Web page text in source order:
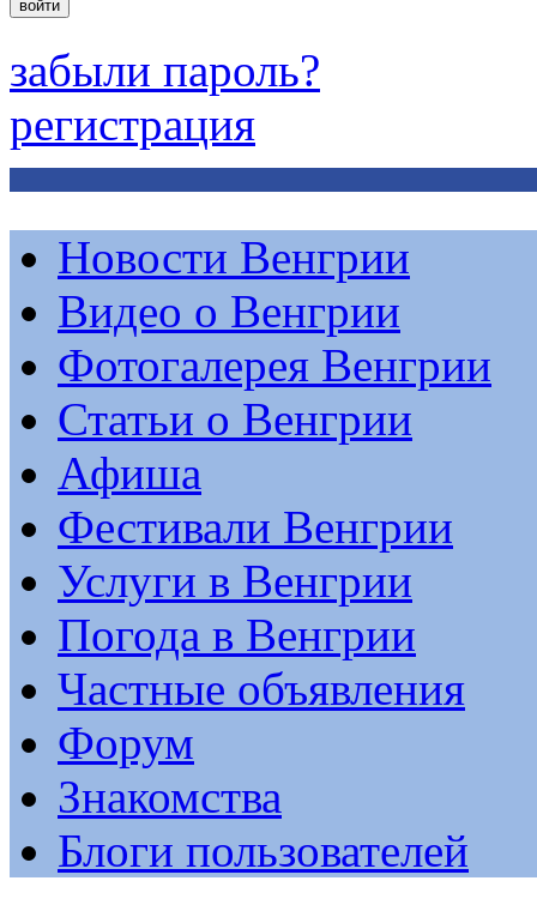
забыли пароль?
регистрация
Новости Венгрии
Видео о Венгрии
Фотогалерея Венгрии
Статьи о Венгрии
Афиша
Фестивали Венгрии
Услуги в Венгрии
Погода в Венгрии
Частные объявления
Форум
Знакомства
Блоги пользователей